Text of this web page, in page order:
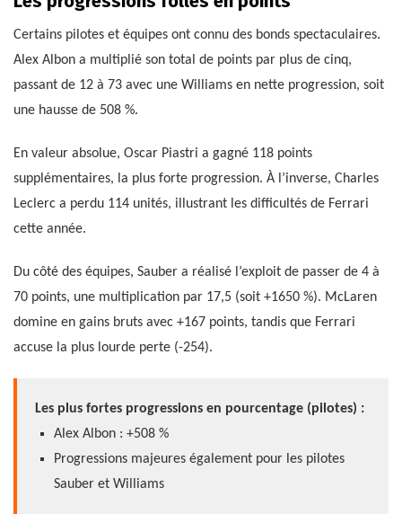
Certains pilotes et équipes ont connu des bonds spectaculaires.
Alex Albon a multiplié son total de points par plus de cinq,
passant de 12 à 73 avec une Williams en nette progression, soit
une hausse de 508 %.
En valeur absolue, Oscar Piastri a gagné 118 points
supplémentaires, la plus forte progression. À l’inverse, Charles
Leclerc a perdu 114 unités, illustrant les difficultés de Ferrari
cette année.
Du côté des équipes, Sauber a réalisé l’exploit de passer de 4 à
70 points, une multiplication par 17,5 (soit +1650 %). McLaren
domine en gains bruts avec +167 points, tandis que Ferrari
accuse la plus lourde perte (-254).
Les plus fortes progressions en pourcentage (pilotes) :
Alex Albon : +508 %
Progressions majeures également pour les pilotes
Sauber et Williams